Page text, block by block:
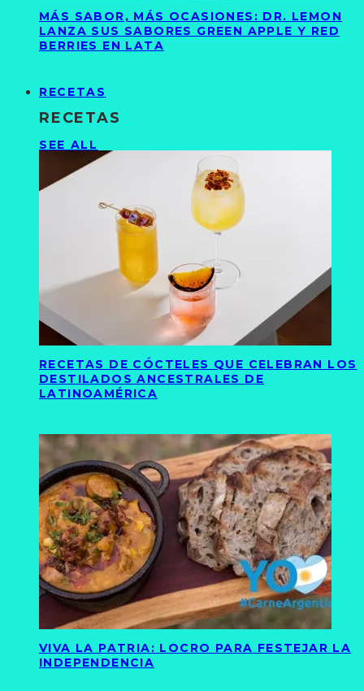
MÁS SABOR, MÁS OCASIONES: DR. LEMON
LANZA SUS SABORES GREEN APPLE Y RED
BERRIES EN LATA
RECETAS
RECETAS
SEE ALL
RECETAS DE CÓCTELES QUE CELEBRAN LOS
DESTILADOS ANCESTRALES DE
LATINOAMÉRICA
VIVA LA PATRIA: LOCRO PARA FESTEJAR LA
INDEPENDENCIA